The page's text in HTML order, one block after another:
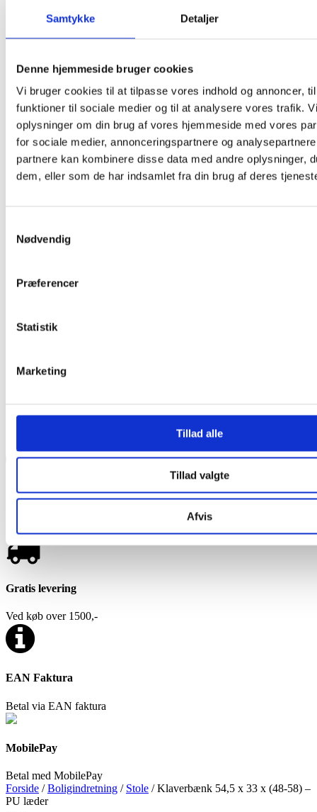
Samtykke Detaljer
Denne hjemmeside bruger cookies
Vi bruger cookies til at tilpasse vores indhold og annoncer,
funktioner til sociale medier og til at analysere vores trafik.
oplysninger om din brug af vores hjemmeside med vores
for sociale medier, annonceringspartnere og
partnere kan kombinere disse data med andre oplysninger,
dem, eller som de har indsamlet fra din brug af deres
Nødvendig
Præferencer
Statistik
Marketing
Tillad alle
Tillad valgte
Afvis
Pindsvinehuse
Værktøj
Værksteds kran
Arbejdsplatforme
Multi værktøj
Arbejdsbukke
Tilbehør
Stiger
Teleskopstiger
Teleskopstiger med soft luk
Teleskopstiger Pro
Prepper sager
Hurtig levering
Gratis levering
Ved køb over 1500,-
EAN Faktura
Betal via EAN faktura
MobilePay
Betal med MobilePay
Forside /Boligindretning / Stole / Klaverbænk 54,5 x 33 x (48-58) –
PU læder